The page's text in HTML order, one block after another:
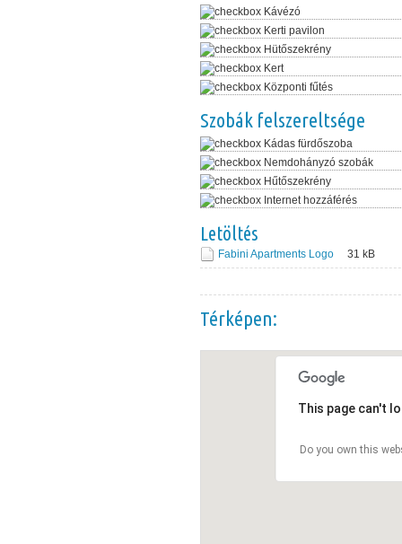
Kávézó
Kerti pavilon
Hütőszekrény
Kert
Központi fűtés
Szobák felszereltsége
Kádas fürdőszoba
Nemdohányzó szobák
Hűtőszekrény
Internet hozzáférés
Letöltés
Fabini Apartments Logo 31 kB
Térképen:
This page can't
Do you own this